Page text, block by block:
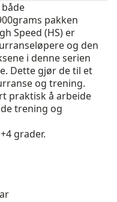
pakken
Speed (HS) er
og den
i denne serien
Dette gjør de til et
og trening.
praktisk å arbeide
trening og
grader.